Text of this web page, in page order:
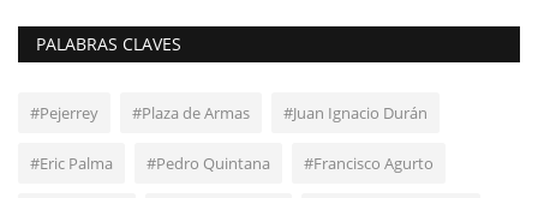
PALABRAS CLAVES
#Pejerrey #Plaza de Armas #Juan Ignacio Durán
#Eric Palma #Pedro Quintana #Francisco Agurto